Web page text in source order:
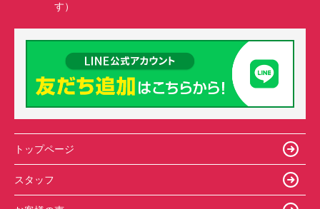
す）
トップページ
スタッフ